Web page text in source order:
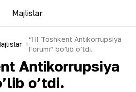
Majlislar
“III Toshkent Antikorrupsiya
Forumi” bo’lib o’tdi.
Antikorrupsiya
o’tdi.